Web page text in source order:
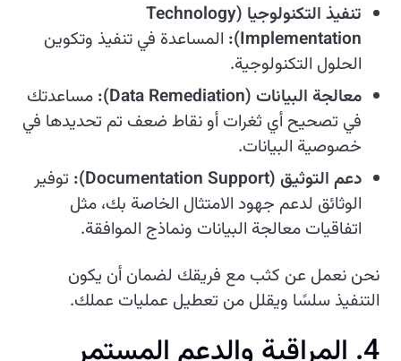
تنفيذ التكنولوجيا (Technology
Implementation):
المساعدة في تنفيذ وتكوين
الحلول التكنولوجية.
معالجة البيانات (Data Remediation):
مساعدتك
في تصحيح أي ثغرات أو نقاط ضعف تم تحديدها في
خصوصية البيانات.
دعم التوثيق (Documentation Support):
توفير
الوثائق لدعم جهود الامتثال الخاصة بك، مثل
اتفاقيات معالجة البيانات ونماذج الموافقة.
نحن نعمل عن كثب مع فريقك لضمان أن يكون
التنفيذ سلسًا ويقلل من تعطيل عمليات عملك.
4. المراقبة والدعم المستمر